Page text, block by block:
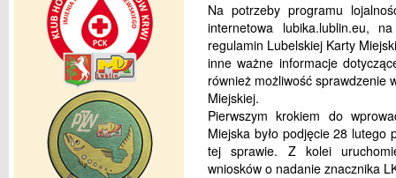
Na potrzeby programu
internetowa lubika.lublin.eu,
regulamin Lubelskiej Karty
inne ważne informacje
również możliwość sprawdzenie
Miejskiej.
Pierwszym krokiem do
Miejska było podjęcie 28 lutego
tej sprawie. Z kolei
wniosków o nadanie znacznika